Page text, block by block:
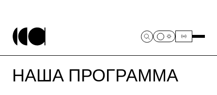
НАША ПРОГРАММА